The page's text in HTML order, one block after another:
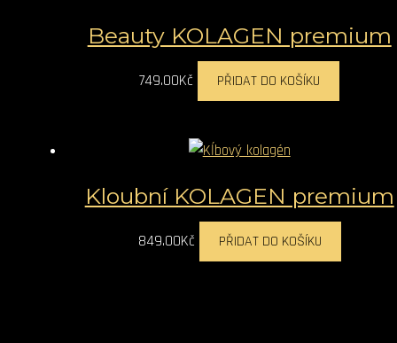
Beauty KOLAGEN premium
749.00Kč PŘIDAT DO KOŠÍKU
Kloubní KOLAGEN premium
849.00Kč PŘIDAT DO KOŠÍKU